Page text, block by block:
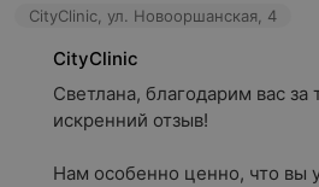
CityClinic, ул. Новооршанская, 4
CityClinic
Светлана, благодарим вас
искренний отзыв!
Нам особенно ценно, что вы